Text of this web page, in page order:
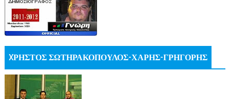
XΡΗΣΤΟΣ ΣΩΤΗΡΑΚΟΠΟΥΛΟΣ-ΧΑΡΗΣ-ΓΡΗΓΟΡΗΣ